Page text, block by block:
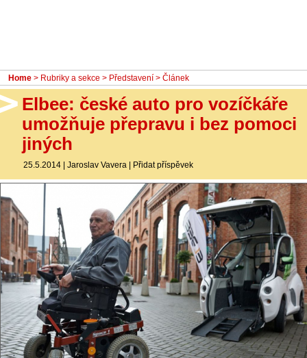
Home > Rubriky a sekce > Představení > Článek
Elbee: české auto pro vozíčkáře
umožňuje přepravu i bez pomoci
jiných
25.5.2014 | Jaroslav Vavera | Přidat příspěvek